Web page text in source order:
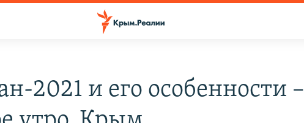
2021 и его особенности –